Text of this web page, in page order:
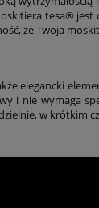
tesa®
że Twoja
elegancki
nie wymaga
w krótkim